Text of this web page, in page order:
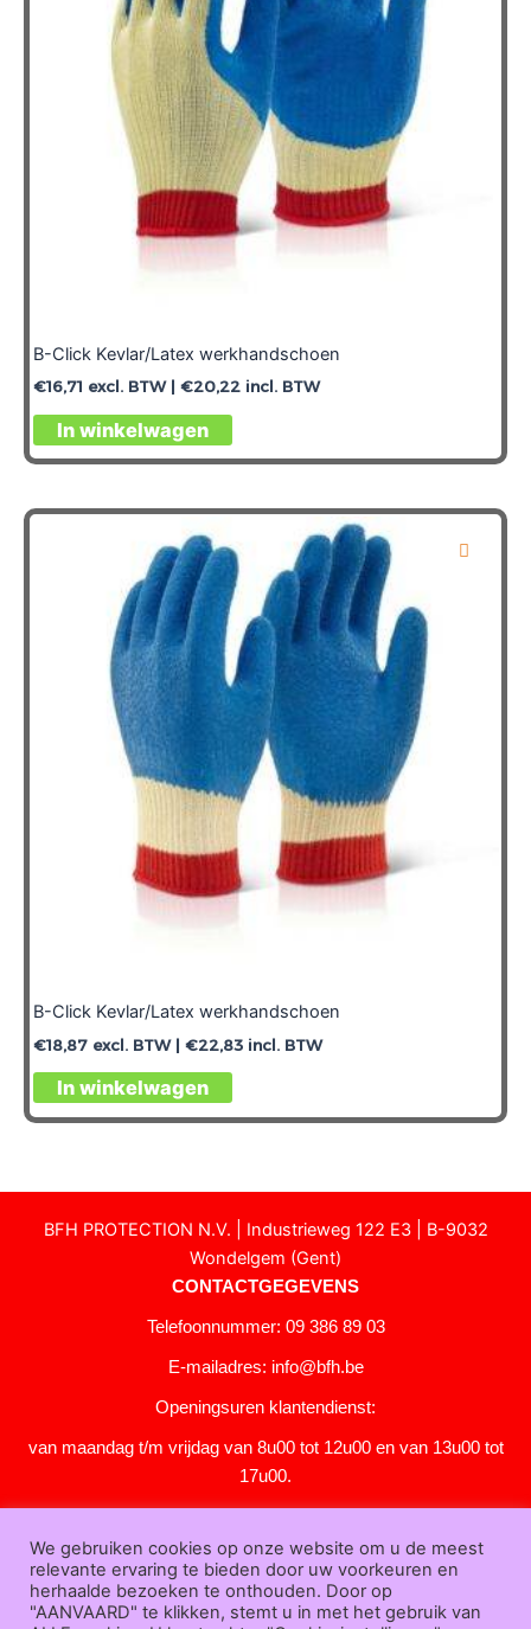
worden
op
productpagina
B-Click Kevlar/Latex werkhandschoen
€16,71 excl. BTW | €20,22 incl. BTW
In winkelwagen
Dit
product
meerdere
Deze
optie
kan
gekozen
worden
productpagina
B-Click Kevlar/Latex werkhandschoen
€18,87 excl. BTW | €22,83 incl. BTW
In winkelwagen
Dit
product
variaties.
Deze
optie
kan
worden
op
productpagina
BFH PROTECTION N.V. | Industrieweg 122 E3 | B-9032
Wondelgem (Gent)
CONTACTGEGEVENS
Telefoonnummer: 09 386 89 03
E-mailadres: info@bfh.be
Openingsuren klantendienst:
van maandag t/m vrijdag van 8u00 tot 12u00 en van 13u00 tot
17u00.
KLANTENSERVICE
Over
ons|Bedrijfsgegevens|F.A.Q.|Bestelprocedure|Betaling|
We gebruiken cookies op onze website om u de meest
relevante ervaring te bieden door uw voorkeuren en
herhaalde bezoeken te onthouden. Door op
"AANVAARD" te klikken, stemt u in met het gebruik van